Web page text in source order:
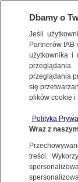
POLSKA
z góry
19.02.2026, 15:42
Dbamy o
Jeśli
Partnerów
użytkownika i
przeglądania
się
plików cookie i
Polityka
Wraz z
treści.